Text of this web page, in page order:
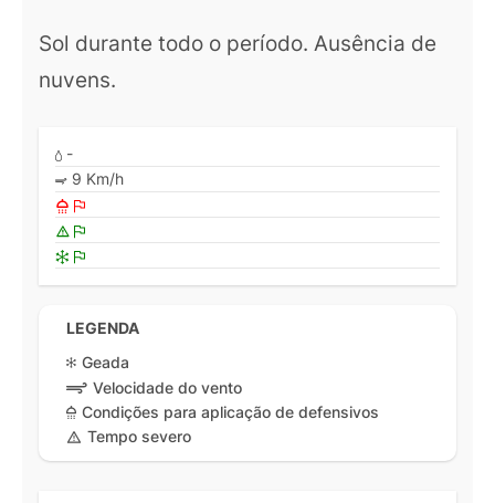
Sol durante todo o período. Ausência de
nuvens.
-
9 Km/h
LEGENDA
Geada
Velocidade do vento
Condições para aplicação de defensivos
Tempo severo